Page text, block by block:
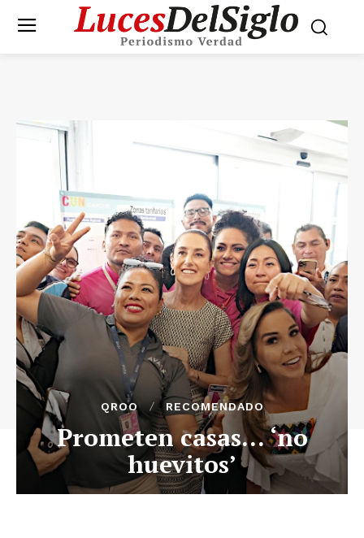
QROO RECOMENDADO
Prometen casas… ‘no
huevitos’